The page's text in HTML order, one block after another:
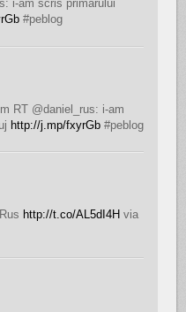
i-am scris primarului
#peblog
RT @daniel_rus: i-am
http://j.mp/fxyrGb#peblog
http://t.co/AL5dI4H via